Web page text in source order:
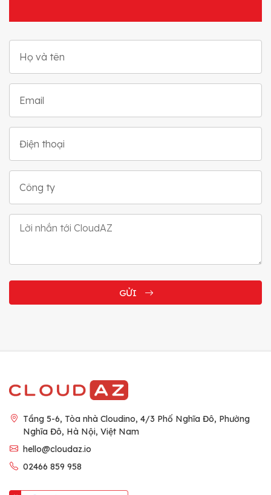
Họ và tên
Email
Điện thoại
Công ty
GỬI
Tầng 5-6, Tòa nhà Cloudino, 4/3 Phố Nghĩa Đô, Phường
Nghĩa Đô, Hà Nội, Việt Nam
hello@cloudaz.io
02466 859 958